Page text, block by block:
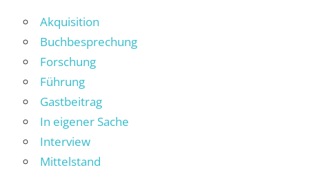
Akquisition
Buchbesprechung
Forschung
Führung
Gastbeitrag
In eigener Sache
Interview
Mittelstand